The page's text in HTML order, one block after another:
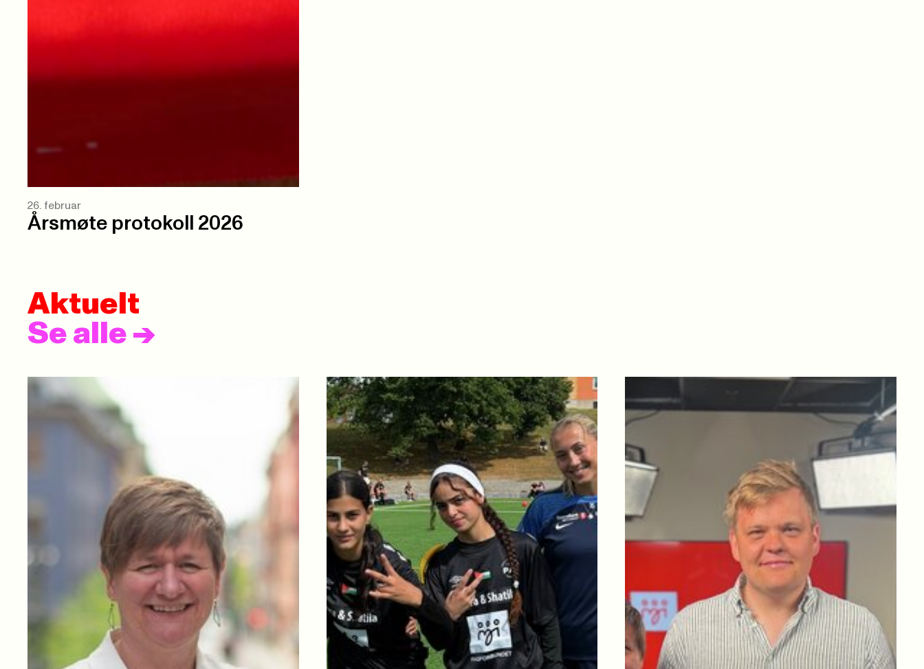
26. februar
Årsmøte protokoll 2026
Aktuelt
Se alle ->